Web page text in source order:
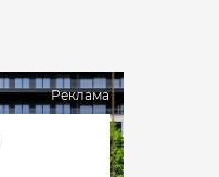
Реклама